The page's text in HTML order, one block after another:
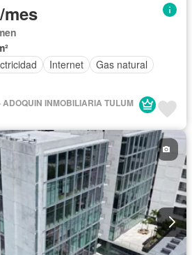
mes
Internet
Gas natural
INMOBILIARIA TULUM